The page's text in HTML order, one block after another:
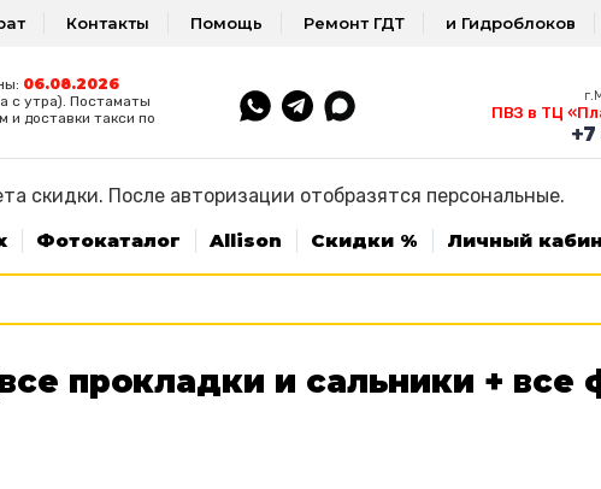
Контакты Помощь Ремонт ГДТ и Гидроблоков
06.08.2026
с утра). Постаматы
доставки такси по
ПВЗ в ТЦ
скидки. После авторизации отобразятся персональные.
Фотокаталог Allison Скидки % Личный
прокладки и сальники +